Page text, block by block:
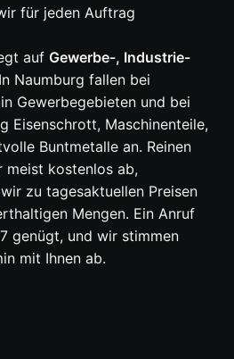
für jeden Auftrag
auf Gewerbe-, Industrie-
Naumburg fallen bei
Gewerbegebieten und bei
Eisenschrott, Maschinenteile,
Buntmetalle an. Reinen
meist kostenlos ab,
zu tagesaktuellen Preisen
Mengen. Ein Anruf
genügt, und wir stimmen
mit Ihnen ab.